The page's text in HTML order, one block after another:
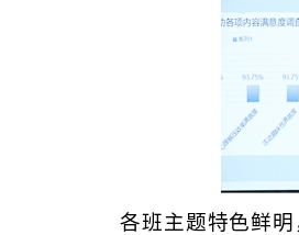
各班主题特色鲜